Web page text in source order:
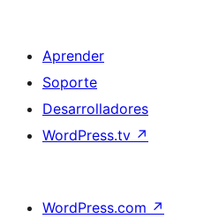
Aprender
Soporte
Desarrolladores
WordPress.tv ↗
WordPress.com ↗